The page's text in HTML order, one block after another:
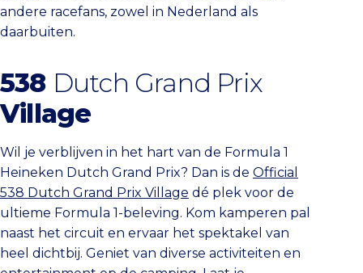
andere racefans, zowel in Nederland als
daarbuiten.
538 Dutch Grand Prix
Village
Wil je verblijven in het hart van de Formula 1
Heineken Dutch Grand Prix? Dan is de Official
538 Dutch Grand Prix Village dé plek voor de
ultieme Formula 1-beleving. Kom kamperen pal
naast het circuit en ervaar het spektakel van
heel dichtbij. Geniet van diverse activiteiten en